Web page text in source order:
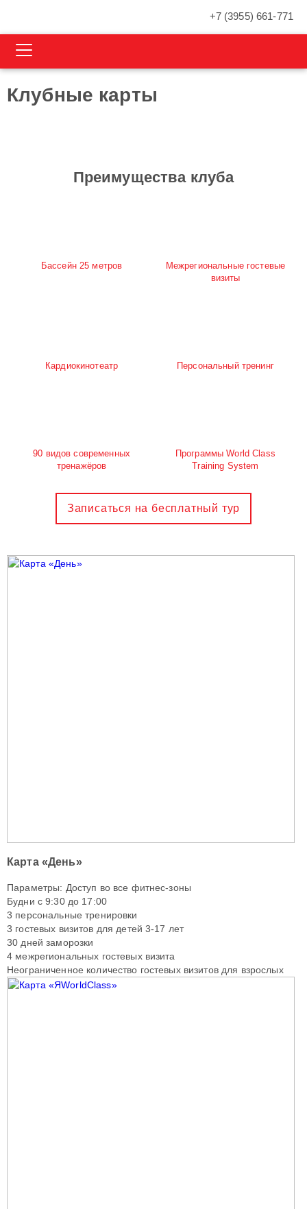
+7 (3955) 661-771
Клубные карты
Преимущества клуба
Бассейн 25 метров
Межрегиональные гостевые
визиты
Кардиокинотеатр Персональный тренинг
90 видов современных
тренажёров
Программы World Class
Training System
Записаться на бесплатный тур
Карта «День»
Параметры: Доступ во все фитнес-зоны
Будни с 9:30 до 17:00
3 персональные тренировки
3 гостевых визитов для детей 3-17 лет
30 дней заморозки
4 межрегиональных гостевых визита
Неограниченное количество гостевых визитов для взрослых